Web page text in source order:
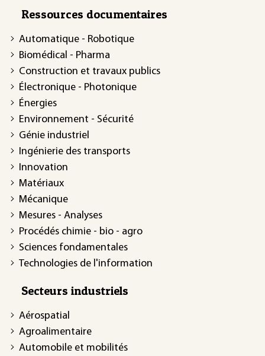
Ressources documentaires
Automatique - Robotique
Biomédical - Pharma
Construction et travaux publics
Électronique - Photonique
Énergies
Environnement - Sécurité
Génie industriel
Ingénierie des transports
Innovation
Matériaux
Mécanique
Mesures - Analyses
Procédés chimie - bio - agro
Sciences fondamentales
Technologies de l'information
Secteurs industriels
Aérospatial
Agroalimentaire
Automobile et mobilités